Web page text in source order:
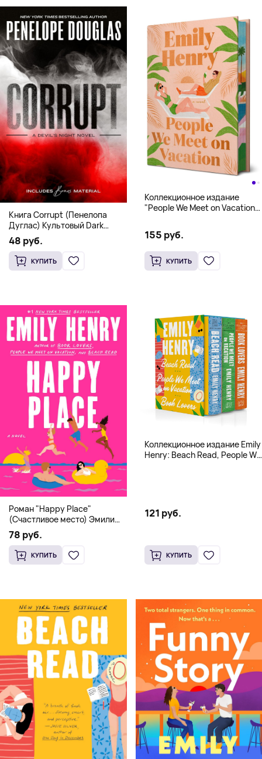
Книга Corrupt (Пенелопа
Дуглас) Культовый Dark
Romance бестселлер (18+)
48 руб.
КУПИТЬ
Коллекционное издание
"People We Meet on Vacation"
Hardcover
155 руб.
КУПИТЬ
Роман "Happy Place"
(Счастливое место) Эмили
Генри | Твердый переплет
78 руб.
КУПИТЬ
Коллекционное издание Emily
Henry: Beach Read, People We
121 руб.
КУПИТЬ